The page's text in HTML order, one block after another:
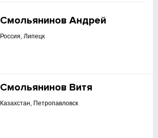
Смольянинов Андрей
Россия, Липецк
Смольянинов Витя
Казахстан, Петропавловск